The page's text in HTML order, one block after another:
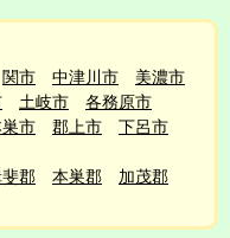
関市 中津川市
美濃市
土岐市
各務原市
市 郡上市
下呂市
郡 本巣郡
加茂郡